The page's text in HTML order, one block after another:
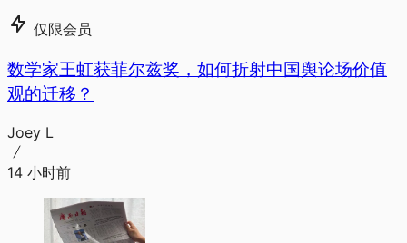
仅限会员
数学家王虹获菲尔兹奖，如何折射中国舆论场价值
观的迁移？
Joey L
14 小时前